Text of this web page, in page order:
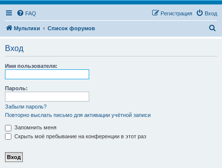
FAQ Вход
Регистрация
Мультики Список форумов
Вход
Имя пользователя:
Пароль:
Забыли пароль?
Повторно выслать письмо для активации учётной записи
Запомнить меня
Скрыть моё пребывание на конференции в этот раз